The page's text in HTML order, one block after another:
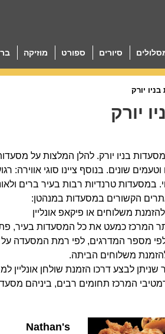
סיורים ספורט מוזיקה
יורק
יורק
שונים. בנוסף ציינו סוגי אווירה:
במסעדות טרנדיות רבות בעיר ברים
הקשורים במסעדות במנהטן:
משלוחים או פיקאפ אונליין
המרכז כמעט את כל המסעדות בעיר,
מספר המדרגים, לפי רמת המסעדה על
משלוחים הביתה.
לבצע דרכו הזמנת שולחן אונליין
המרכז תחומים רבים, ביניהם
Nathan's